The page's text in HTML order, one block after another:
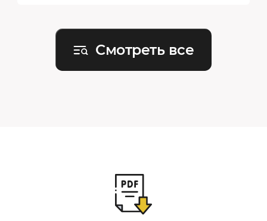
Смотреть все